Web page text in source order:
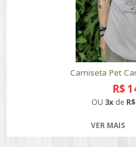
Camiseta Pet
R$
OU 3x de
VER MAIS